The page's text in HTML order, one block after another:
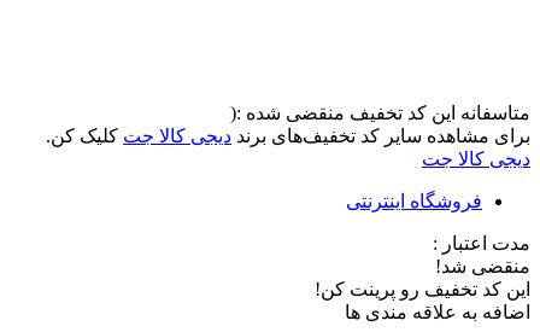
متاسفانه این کد تخفیف منقضی شده :(
برای مشاهده سایر کد تخفیف‌های برند دیجی کالا جت کلیک کن.
دیجی کالا جت
فروشگاه اینترنتی
مدت اعتبار :
منقضی شد!
این کد تخفیف رو پرینت کن!
اضافه به علاقه مندی ها